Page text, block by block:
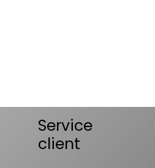
Service
client